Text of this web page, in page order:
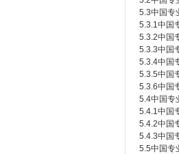
5.3中国专
5.3.1中国
5.3.2中国
5.3.3中国
5.3.4中国
5.3.5中国
5.3.6中国
5.4中国专
5.4.1中国
5.4.2中国
5.4.3中国
5.5中国专